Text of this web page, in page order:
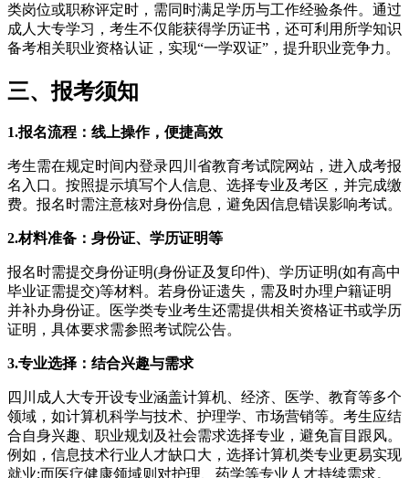
类岗位或职称评定时，需同时满足学历与工作经验条件。通过
成人大专学习，考生不仅能获得学历证书，还可利用所学知识
备考相关职业资格认证，实现“一学双证”，提升职业竞争力。
三、报考须知
1.报名流程：线上操作，便捷高效
考生需在规定时间内登录四川省教育考试院网站，进入成考报
名入口。按照提示填写个人信息、选择专业及考区，并完成缴
费。报名时需注意核对身份信息，避免因信息错误影响考试。
2.材料准备：身份证、学历证明等
报名时需提交身份证明(身份证及复印件)、学历证明(如有高中
毕业证需提交)等材料。若身份证遗失，需及时办理户籍证明
并补办身份证。医学类专业考生还需提供相关资格证书或学历
证明，具体要求需参照考试院公告。
3.专业选择：结合兴趣与需求
四川成人大专开设专业涵盖计算机、经济、医学、教育等多个
领域，如计算机科学与技术、护理学、市场营销等。考生应结
合自身兴趣、职业规划及社会需求选择专业，避免盲目跟风。
例如，信息技术行业人才缺口大，选择计算机类专业更易实现
就业;而医疗健康领域则对护理、药学等专业人才持续需求。